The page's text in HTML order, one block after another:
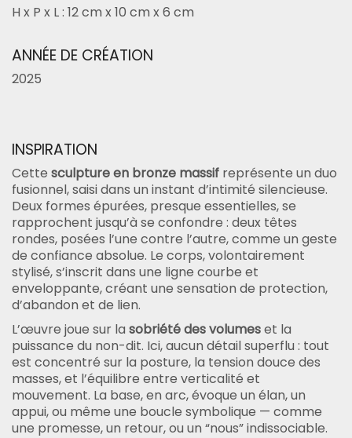
H x P x L : 12 cm x 10 cm x 6 cm
ANNÉE DE CRÉATION
2025
INSPIRATION
Cette sculpture en bronze massif représente un duo
fusionnel, saisi dans un instant d’intimité silencieuse.
Deux formes épurées, presque essentielles, se
rapprochent jusqu’à se confondre : deux têtes
rondes, posées l’une contre l’autre, comme un geste
de confiance absolue. Le corps, volontairement
stylisé, s’inscrit dans une ligne courbe et
enveloppante, créant une sensation de protection,
d’abandon et de lien.
L’œuvre joue sur la sobriété des volumeset la
puissance du non-dit. Ici, aucun détail superflu : tout
est concentré sur la posture, la tension douce des
masses, et l’équilibre entre verticalité et
mouvement. La base, en arc, évoque un élan, un
appui, ou même une boucle symbolique — comme
une promesse, un retour, ou un “nous” indissociable.